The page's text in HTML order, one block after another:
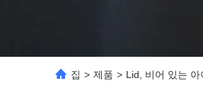
집 > 제품 > Lid, 비어 있는